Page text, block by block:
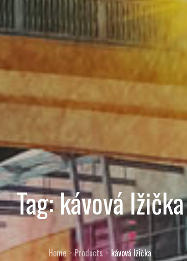
Tag:kávová lžička
Home Products kávová lžička